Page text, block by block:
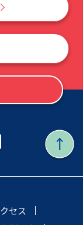
セス